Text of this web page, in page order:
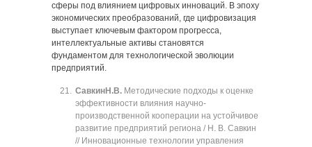
сферы под влиянием цифровых инноваций. В эпоху
экономических преобразований, где цифровизация
выступает ключевым фактором прогресса,
интеллектуальные активы становятся
фундаментом для технологической эволюции
предприятий.
СавкинН.В. Методические подходы к оценке
эффективности влияния научно-
производственной кооперации на устойчивое
развитие предприятий региона / Н. В. Савкин
// Инновационные технологии управления